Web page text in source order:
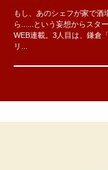
もし、あのシェフが家で酒
ら......という妄想からスタ
WEB連載。3人目は、鎌倉
リ...